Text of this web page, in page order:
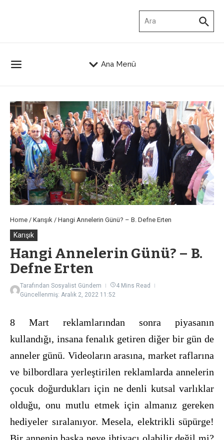
Ana Menü
Home / Karışık / Hangi Annelerin Günü? – B. Defne Erten
Karışık
Hangi Annelerin Günü? – B.
Defne Erten
Tarafından Sosyalist Gündem
4 Mins Read
Güncellenmiş: Aralık 2, 2022 11:52
8 Mart reklamlarından sonra piyasanın
kullandığı, insana fenalık getiren diğer bir gün de
anneler günü. Videoların arasına, market raflarına
ve bilbordlara yerleştirilen reklamlarda annelerin
çocuk doğurdukları için ne denli kutsal varlıklar
olduğu, onu mutlu etmek için almanız gereken
hediyeler sıralanıyor. Mesela, elektrikli süpürge!